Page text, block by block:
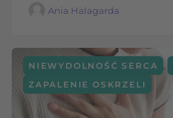
Ania Halagarda
NIEWYDOLNOŚĆ SERCA
ZAPALENIE OSKRZELI